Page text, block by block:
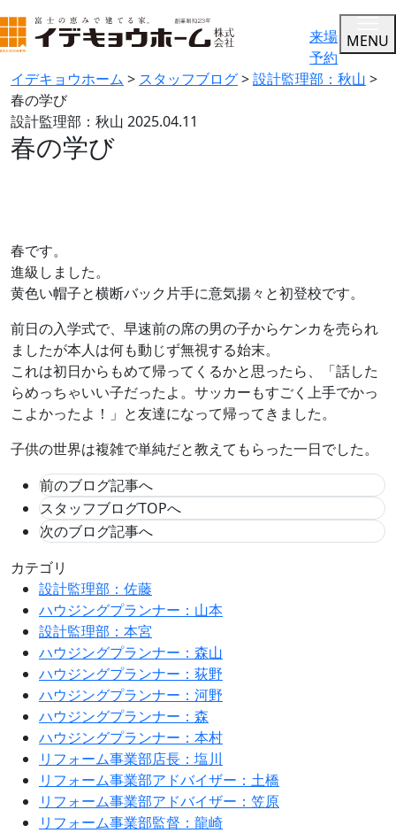
来場
予約
MENU
イデキョウホーム > スタッフブログ>設計監理部：秋山 >
春の学び
設計監理部：秋山 2025.04.11
春の学び
春です。
進級しました。
黄色い帽子と横断バック片手に意気揚々と初登校です。
前日の入学式で、早速前の席の男の子からケンカを売られ
ましたが本人は何も動じず無視する始末。
これは初日からもめて帰ってくるかと思ったら、「話した
らめっちゃいい子だったよ。サッカーもすごく上手でかっ
こよかったよ！」と友達になって帰ってきました。
子供の世界は複雑で単純だと教えてもらった一日でした。
前のブログ記事へ
スタッフブログTOPへ
次のブログ記事へ
カテゴリ
設計監理部：佐藤
ハウジングプランナー：山本
設計監理部：本宮
ハウジングプランナー：森山
ハウジングプランナー：荻野
ハウジングプランナー：河野
ハウジングプランナー：森
ハウジングプランナー：本村
リフォーム事業部店長：塩川
リフォーム事業部アドバイザー：土橋
リフォーム事業部アドバイザー：笠原
リフォーム事業部監督：龍崎